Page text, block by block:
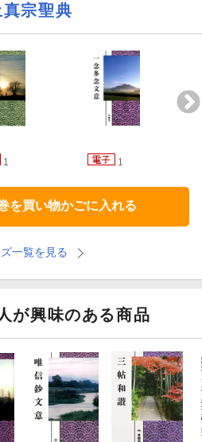
真宗聖典
1 1
を買い物かごに入れる
一覧を見る
が興味のある商品